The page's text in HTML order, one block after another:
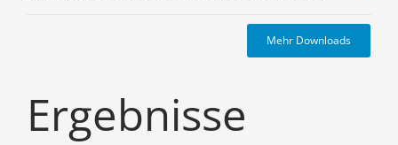
Mehr Downloads
Ergebnisse